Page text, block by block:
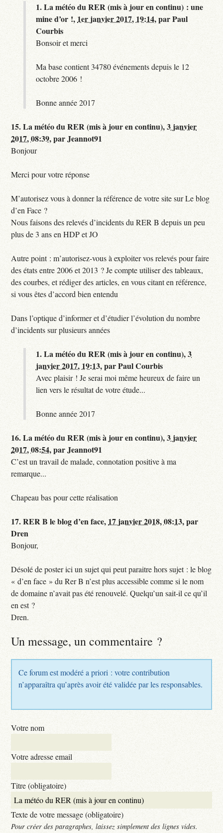
1.La météo du RER (mis à jour en continu) : une
mine d’or !, 1er janvier 2017, 19:14,parPaul
Courbis
Bonsoir et merci
Ma base contient 34780 événements depuis le 12
octobre 2006 !
Bonne année 2017
15.La météo du RER (mis à jour en continu),3 janvier
2017, 08:39,parJeannot91
Bonjour
Merci pour votre réponse
M’autorisez vous à donner la référence de votre site sur Le blog
d’en Face ?
Nous faisons des relevés d’incidents du RER B depuis un peu
plus de 3 ans en HDP et JO
Autre point : m’autorisez-vous à exploiter vos relevés pour faire
des états entre 2006 et 2013 ? Je compte utiliser des tableaux,
des courbes, et rédiger des articles, en vous citant en référence,
si vous êtes d’accord bien entendu
Dans l’optique d’informer et d’étudier l’évolution du nombre
d’incidents sur plusieurs années
1.La météo du RER (mis à jour en continu),3
janvier 2017, 19:13,parPaul Courbis
Avec plaisir ! Je serai moi même heureux de faire un
lien vers le résultat de votre étude...
Bonne année 2017
16.La météo du RER (mis à jour en continu),3 janvier
2017, 08:54,parJeannot91
C’est un travail de malade, connotation positive à ma
remarque...
Chapeau bas pour cette réalisation
17.RER B le blog d’en face, 17 janvier 2018, 08:13,par
Dren
Bonjour,
Désolé de poster ici un sujet qui peut paraitre hors sujet : le blog
« d’en face » du Rer B n’est plus accessible comme si le nom
de domaine n’avait pas été renouvelé. Quelqu’un sait-il ce qu’il
en est ?
Dren.
Un message, un commentaire ?
Ce forum est modéré a priori : votre contribution
n’apparaîtra qu’après avoir été validée par les responsables.
Votre nom
Votre adresse email
Titre (obligatoire)
Texte de votre message (obligatoire)
Pour créer des paragraphes, laissez simplement des lignes vides.